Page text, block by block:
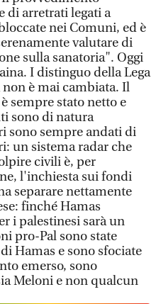
di arretrati legati a
nei Comuni, ed è
valutare di
sulla sanatoria". Oggi
I distinguo della Lega
è mai cambiata. Il
sempre stato netto e
sono di natura
sono sempre andati di
un sistema radar che
civili è, per
l'inchiesta sui fondi
separare nettamente
finché Hamas
i palestinesi sarà un
pro-Pal sono state
Hamas e sono sfociate
emerso, sono
Meloni e non qualcun